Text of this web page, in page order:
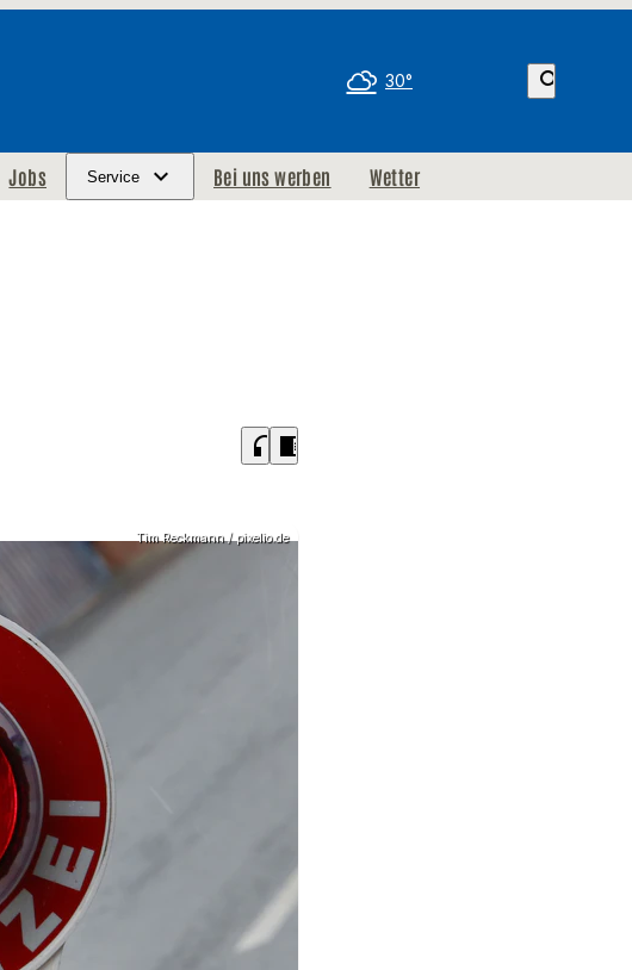
30° search
Jobs Service Bei uns werben Wetter
headphones chrome_reader_mode
Tim Reckmann / pixelio.de